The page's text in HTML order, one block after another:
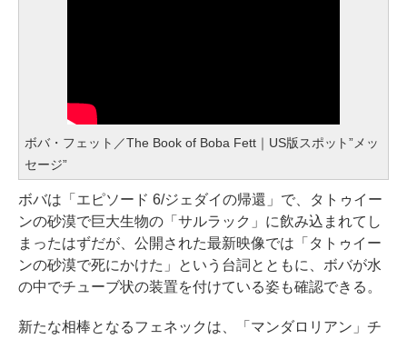
ボバ・フェット／The Book of Boba Fett｜US版スポット”メッ
セージ”
ボバは「エピソード 6/ジェダイの帰還」で、タトゥイー
ンの砂漠で巨大生物の「サルラック」に飲み込まれてし
まったはずだが、公開された最新映像では「タトゥイー
ンの砂漠で死にかけた」という台詞とともに、ボバが水
の中でチューブ状の装置を付けている姿も確認できる。
新たな相棒となるフェネックは、「マンダロリアン」チ